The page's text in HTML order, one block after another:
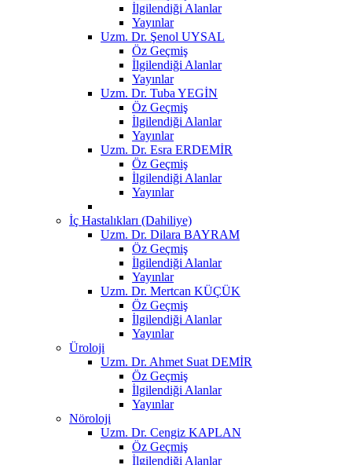
İlgilendiği Alanlar
Yayınlar
Uzm. Dr. Şenol UYSAL
Öz Geçmiş
İlgilendiği Alanlar
Yayınlar
Uzm. Dr. Tuba YEGİN
Öz Geçmiş
İlgilendiği Alanlar
Yayınlar
Uzm. Dr. Esra ERDEMİR
Öz Geçmiş
İlgilendiği Alanlar
Yayınlar
İç Hastalıkları (Dahiliye)
Uzm. Dr. Dilara BAYRAM
Öz Geçmiş
İlgilendiği Alanlar
Yayınlar
Uzm. Dr. Mertcan KÜÇÜK
Öz Geçmiş
İlgilendiği Alanlar
Yayınlar
Üroloji
Uzm. Dr. Ahmet Suat DEMİR
Öz Geçmiş
İlgilendiği Alanlar
Yayınlar
Nöroloji
Uzm. Dr. Cengiz KAPLAN
Öz Geçmiş
İlgilendiği Alanlar